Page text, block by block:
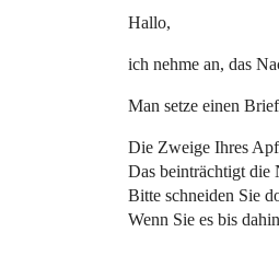
Hallo,
ich nehme an, das
Man setze einen
Die Zweige Ihres
Das beinträchtigt
Bitte schneiden Sie
Wenn Sie es bis